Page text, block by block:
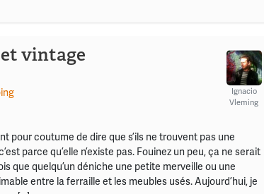
vintage
Ignacio
Vleming
pour coutume de dire que s’ils ne trouvent pas une
parce qu’elle n’existe pas. Fouinez un peu, ça ne serait
que quelqu’un déniche une petite merveille ou une
entre la ferraille et les meubles usés. Aujourd’hui, je